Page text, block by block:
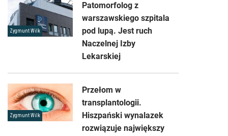
Zygmunt Wilk
Patomorfolog z
warszawskiego szpitala
pod lupą. Jest ruch
Naczelnej Izby
Lekarskiej
Zygmunt Wilk
Przełom w
transplantologii.
Hiszpański wynalazek
rozwiązuje największy